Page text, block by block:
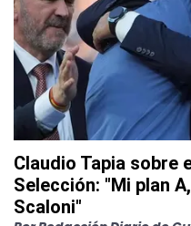
Claudio Tapia sobre
Selección: "Mi plan
Scaloni"